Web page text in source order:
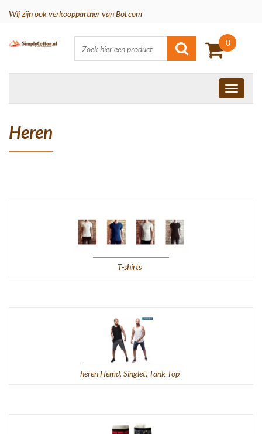
Wij zijn ook verkooppartner van Bol.com
0
Heren
T-shirts
heren Hemd, Singlet, Tank-Top